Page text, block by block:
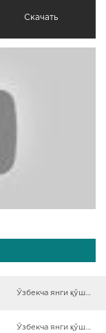
Скачать
Ўзбекча янги қўшиқлар
Ўзбекча янги қўшиқлар